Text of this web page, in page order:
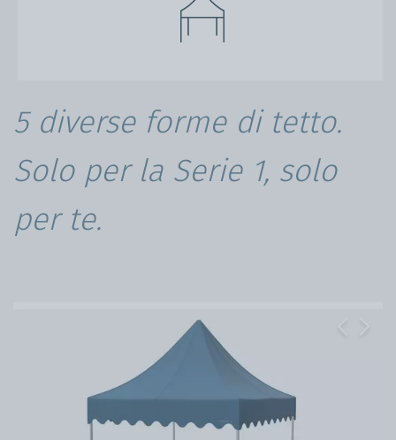
5 diverse forme di tetto.
Solo per la Serie 1, solo
per te.